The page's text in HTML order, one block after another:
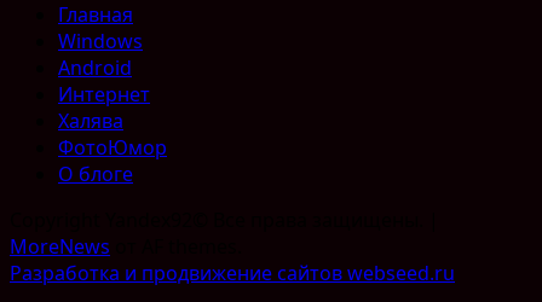
Главная
Windows
Android
Интернет
Халява
ФотоЮмор
О блоге
MoreNews
Разработка и продвижение сайтов webseed.ru